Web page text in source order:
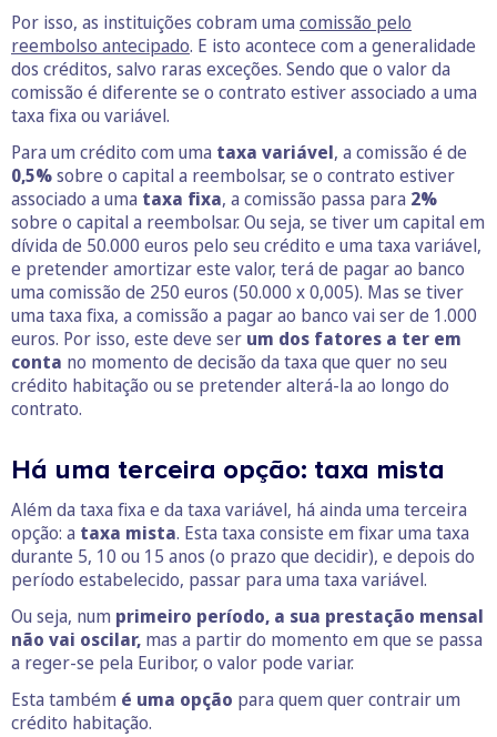
Por isso, as instituições cobram uma comissão pelo
reembolso antecipado. E isto acontece com a generalidade
dos créditos, salvo raras exceções. Sendo que o valor da
comissão é diferente se o contrato estiver associado a uma
taxa fixa ou variável.
Para um crédito com uma taxa variável, a comissão é de
0,5%sobre o capital a reembolsar, se o contrato estiver
associado a uma taxa fixa, a comissão passa para 2%
sobre o capital a reembolsar. Ou seja, se tiver um capital em
dívida de 50.000 euros pelo seu crédito e uma taxa variável,
e pretender amortizar este valor, terá de pagar ao banco
uma comissão de 250 euros (50.000 x 0,005). Mas se tiver
uma taxa fixa, a comissão a pagar ao banco vai ser de 1.000
euros. Por isso, este deve ser um dos fatores a ter em
conta no momento de decisão da taxa que quer no seu
crédito habitação ou se pretender alterá-la ao longo do
contrato.
Há uma terceira opção: taxa mista
Além da taxa fixa e da taxa variável, há ainda uma terceira
opção: a taxa mista. Esta taxa consiste em fixar uma taxa
durante 5, 10 ou 15 anos (o prazo que decidir), e depois do
período estabelecido, passar para uma taxa variável.
Ou seja, num primeiro período, a sua prestação mensal
não vai oscilar, mas a partir do momento em que se passa
a reger-se pela Euribor, o valor pode variar.
Esta também é uma opção para quem quer contrair um
crédito habitação.